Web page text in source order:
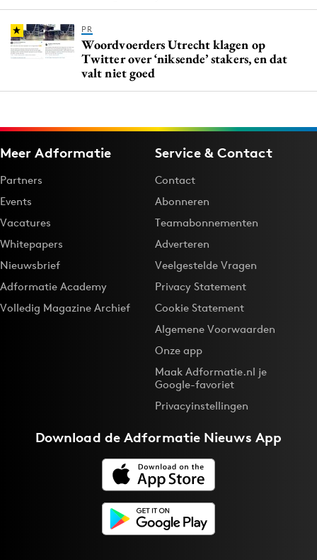
PR
Woordvoerders Utrecht klagen op
Twitter over ‘niksende’ stakers, en dat
valt niet goed
Meer Adformatie
Partners
Events
Vacatures
Whitepapers
Nieuwsbrief
Adformatie Academy
Volledig Magazine Archief
Service & Contact
Contact
Abonneren
Teamabonnementen
Adverteren
Veelgestelde Vragen
Privacy Statement
Cookie Statement
Algemene Voorwaarden
Onze app
Maak Adformatie.nl je
Google-favoriet
Privacyinstellingen
Download deAdformatie Nieuws App